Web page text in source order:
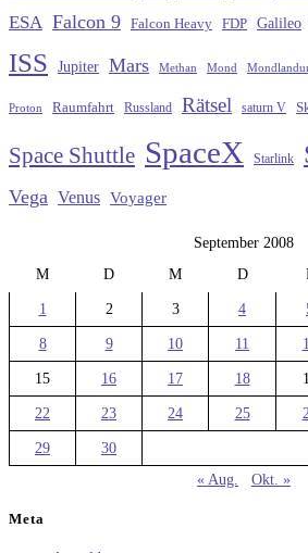
ESA Falcon 9 Falcon Heavy FDP Galileo
ISS Jupiter Mars Methan Mond
Proton Raumfahrt Russland Rätsel saturn V
Space Shuttle SpaceX Starlink
Vega Venus Voyager
September 2008
M
D M D
1 2 3 4
8 9 10 11
15 16 17 18
22 23 24 25
29
30
« Aug.
Okt. »
Meta